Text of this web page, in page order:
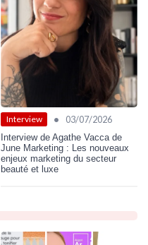
Interview • 03/07/2026
Interview de Agathe Vacca de
June Marketing : Les nouveaux
enjeux marketing du secteur
beauté et luxe